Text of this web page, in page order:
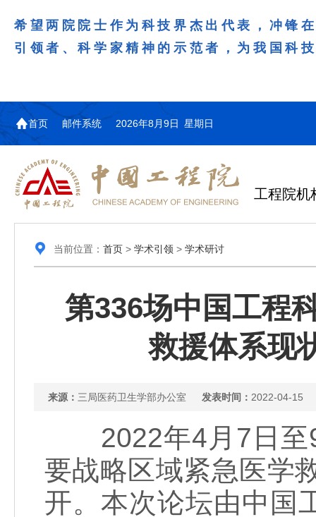
希望两院院士作为科技界杰出代表，冲锋
引领者、科学家精神的示范者，为我国科
首页 邮件系统 2026年8月9日 星期日
工程院机
当前位置： 首页> 学术引领> 学术研讨
第336场中国工程
救援体系现
来源： 三局医药卫生学部办公室 发表时间： 2022-04-15
2022年4月7日至9
要战略区域紧急医学
开。本次论坛由中国